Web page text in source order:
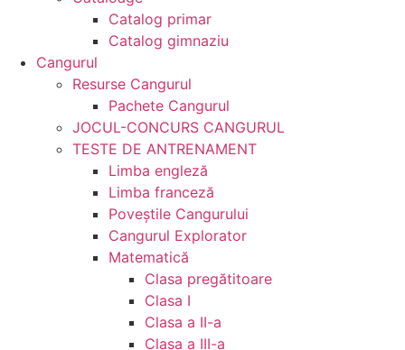
Catalog primar
Catalog gimnaziu
Cangurul
Resurse Cangurul
Pachete Cangurul
JOCUL-CONCURS CANGURUL
TESTE DE ANTRENAMENT
Limba engleză
Limba franceză
Poveștile Cangurului
Cangurul Explorator
Matematică
Clasa pregătitoare
Clasa I
Clasa a II-a
Clasa a III-a